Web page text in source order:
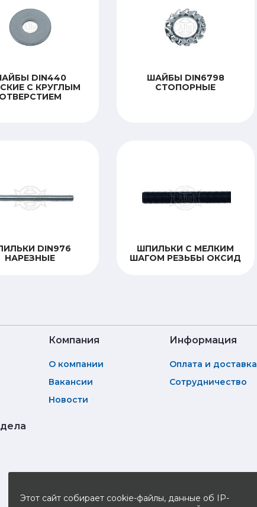
DIN440
С КРУГЛЫМ
ОТВЕРСТИЕМ
ШАЙБЫ DIN6798
СТОПОРНЫЕ
DIN976
НАРЕЗНЫЕ
ШПИЛЬКИ С МЕЛКИМ
ШАГОМ РЕЗЬБЫ ОКСИД
Компания
О компании
Вакансии
Новости
Информация
Оплата и доставка
Сотрудничество
Этот сайт собирает cookie-файлы, данные об IP-